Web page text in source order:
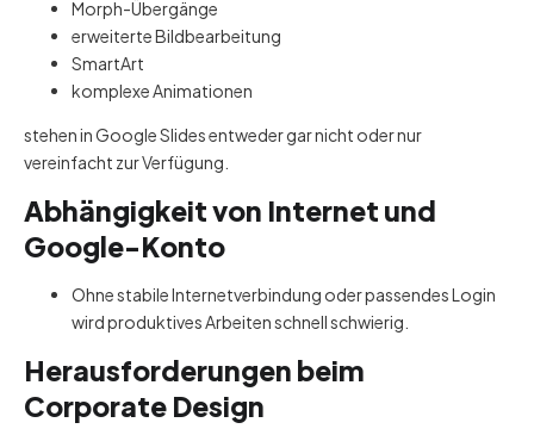
Morph-Übergänge
erweiterte Bildbearbeitung
SmartArt
komplexe Animationen
stehen in Google Slides entweder gar nicht oder nur
vereinfacht zur Verfügung.
Abhängigkeit von Internet und
Google-Konto
Ohne stabile Internetverbindung oder passendes Login
wird produktives Arbeiten schnell schwierig.
Herausforderungen beim
Corporate Design